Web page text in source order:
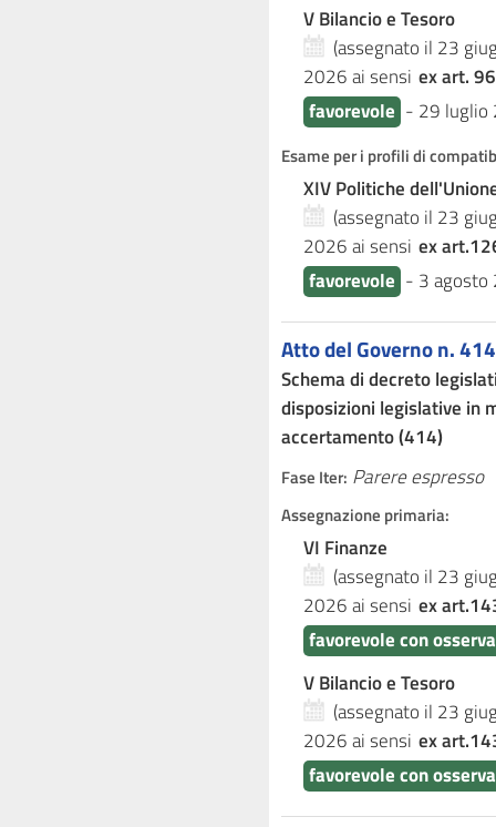
V Bilancio e Tesoro
(assegnato il 23
2026ai sensi ex art.
favorevole - 29 luglio
Esame per i profili di
XIV Politiche
(assegnato il 23
2026ai sensi ex
favorevole - 3
Atto del Governo n. 414
Schema di decreto
disposizioni legislative in
accertamento (414)
Fase Iter: Parere espresso
Assegnazione primaria:
VI Finanze
(assegnato il 23
2026ai sensi ex
favorevole con
V Bilancio e Tesoro
(assegnato il 23
2026ai sensi ex
favorevole con